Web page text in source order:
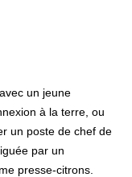
un jeune
à la terre, ou
un poste de chef de
par un
presse-citrons.